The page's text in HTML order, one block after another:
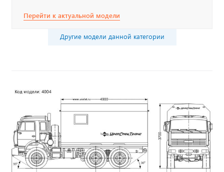
Перейти к актуальной модели
Другие модели данной категории